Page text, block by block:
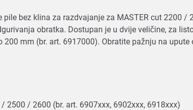
bez klina za razdvajanje za MASTER cut 2200 /
obratka. Dostupan je u dvije veličine, za
mm (br. art. 6917000). Obratite pažnju na
2500 / 2600 (br. art. 6907xxx, 6902xxx, 6918xxx)